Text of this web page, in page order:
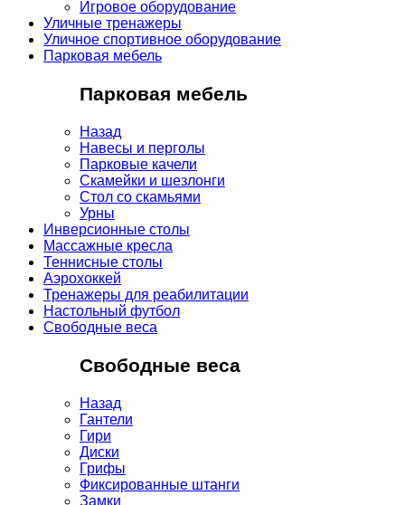
Игровое оборудование
Уличные тренажеры
Уличное спортивное оборудование
Парковая мебель
Парковая мебель
Назад
Навесы и перголы
Парковые качели
Скамейки и шезлонги
Стол со скамьями
Урны
Инверсионные столы
Массажные кресла
Теннисные столы
Аэрохоккей
Тренажеры для реабилитации
Настольный футбол
Свободные веса
Свободные веса
Назад
Гантели
Гири
Диски
Грифы
Фиксированные штанги
Замки